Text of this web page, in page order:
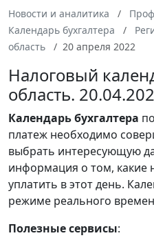
Новости и аналитика
Календарь бухгалтера
область
20 апреля 2022
Налоговый
область.
Календарьбухгалтера
платеж необходимо
выбрать интересующую
информация о том, какие
уплатить в этот день.
режиме реального
Полезные сервисы: